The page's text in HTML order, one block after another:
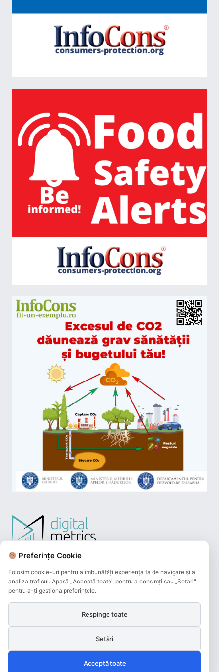
Plățile online efectuate pe acest site
și beneficiază de 3D-Secure.
Preferințe Cookie
Folosim cookie-uri pentru a îmbunătăți experiența ta de navigare și a
analiza traficul. Apasă „Acceptă toate" pentru a consimți sau „Setări"
pentru a-ți gestiona preferințele.
Respinge toate
Setări
Acceptă toate